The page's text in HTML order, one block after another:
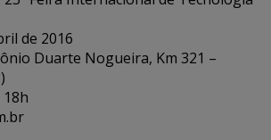
de 2016
Duarte Nogueira, Km 321 –